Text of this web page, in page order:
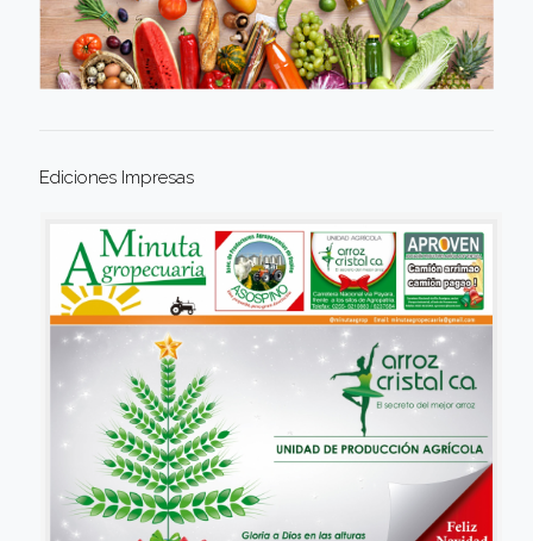
Ediciones Impresas